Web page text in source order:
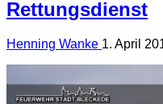
Rettungsdienst
Henning Wanke 1. April